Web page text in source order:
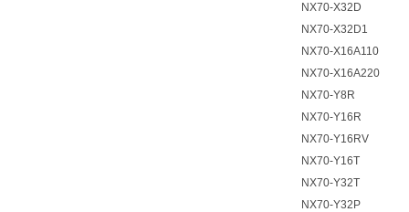
NX70-X32D
NX70-X32D1
NX70-X16A110
NX70-X16A220
NX70-Y8R
NX70-Y16R
NX70-Y16RV
NX70-Y16T
NX70-Y32T
NX70-Y32P